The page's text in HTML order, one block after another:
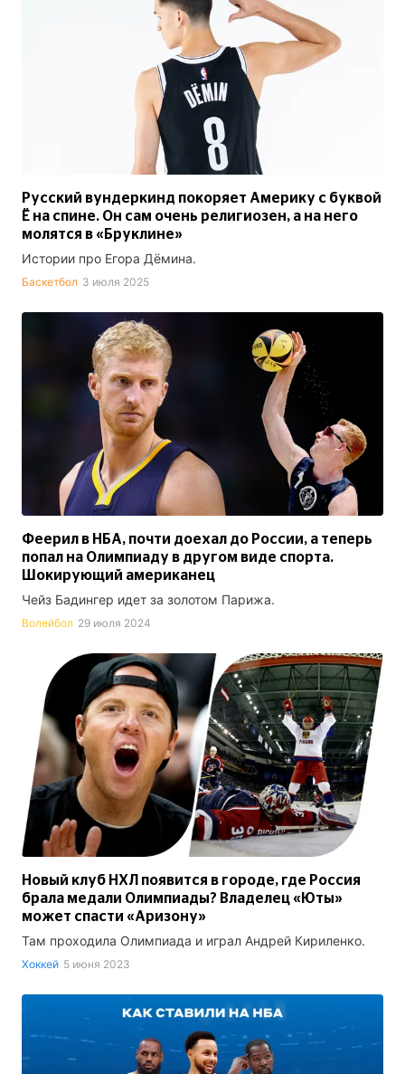
Русский вундеркинд покоряет Америку с буквой
Ё на спине. Он сам очень религиозен, а на него
молятся в «Бруклине»
Истории про Егора Дёмина.
Баскетбол 3 июля 2025
Феерил в НБА, почти доехал до России, а теперь
попал на Олимпиаду в другом виде спорта.
Шокирующий американец
Чейз Бадингер идет за золотом Парижа.
Волейбол 29 июля 2024
Новый клуб НХЛ появится в городе, где Россия
брала медали Олимпиады? Владелец «Юты»
может спасти «Аризону»
Там проходила Олимпиада и играл Андрей Кириленко.
Хоккей 5 июня 2023